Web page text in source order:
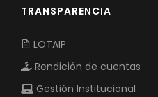
TRANSPARENCIA
LOTAIP
Rendición de cuentas
Gestión Institucional